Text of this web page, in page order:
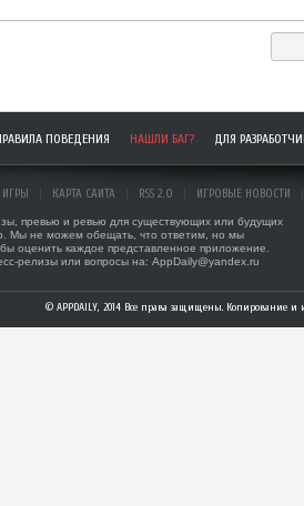
ПОВЕДЕНИЯ НАШЛИ БАГ? ДЛЯ
ИГРЫ КАРТА САЙТА RSS 2.0 ИГРОВЫЕ НОВОСТИ
превью и ревью для существующих или будущих
Мы не можем обещать, что ответим, но мы
оценить каждое представленное приложение.
релизы или вопросы на: AppDaily@yandex.ru
© APPDAILY, 2014 Все права защищены. Копирование и